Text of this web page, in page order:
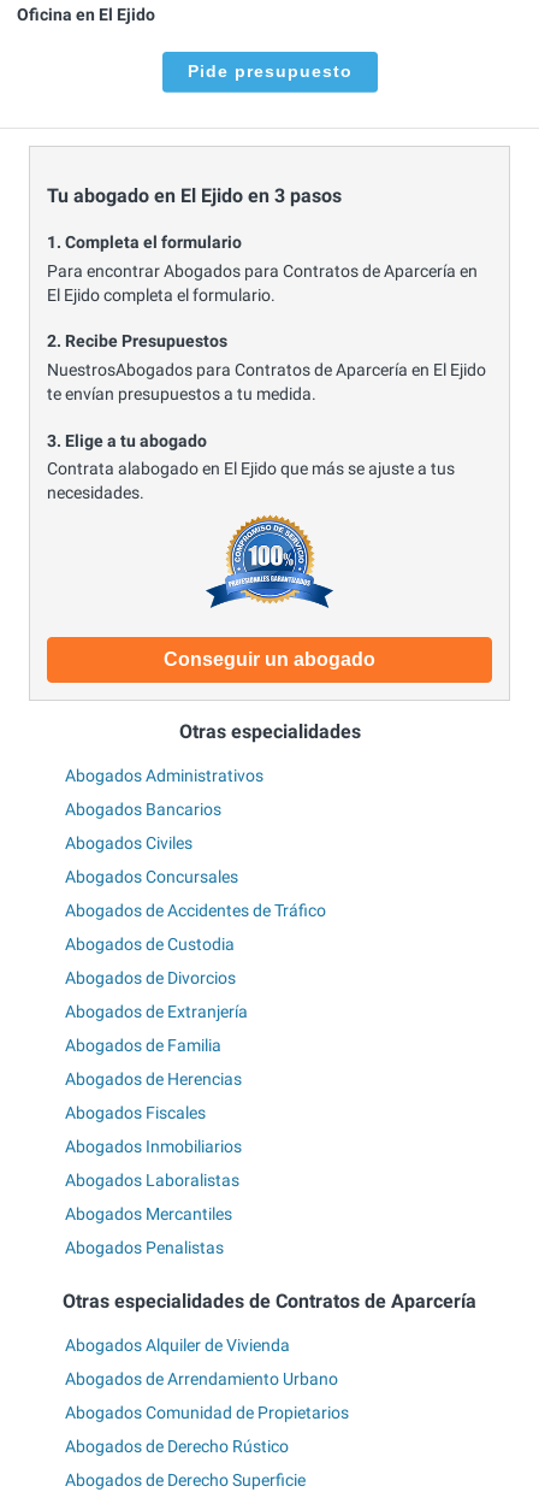
Oficina en El Ejido
Pide presupuesto
Tu abogado en El Ejido en 3 pasos
1. Completa el formulario
Para encontrar Abogados para Contratos de Aparcería en
El Ejido completa el formulario.
2. Recibe Presupuestos
NuestrosAbogados para Contratos de Aparcería en El Ejido
te envían presupuestos a tu medida.
3. Elige a tu abogado
Contrata alabogado en El Ejido que más se ajuste a tus
necesidades.
Conseguir un abogado
Otras especialidades
Abogados Administrativos
Abogados Bancarios
Abogados Civiles
Abogados Concursales
Abogados de Accidentes de Tráfico
Abogados de Custodia
Abogados de Divorcios
Abogados de Extranjería
Abogados de Familia
Abogados de Herencias
Abogados Fiscales
Abogados Inmobiliarios
Abogados Laboralistas
Abogados Mercantiles
Abogados Penalistas
Otras especialidades de Contratos de Aparcería
Abogados Alquiler de Vivienda
Abogados de Arrendamiento Urbano
Abogados Comunidad de Propietarios
Abogados de Derecho Rústico
Abogados de Derecho Superficie